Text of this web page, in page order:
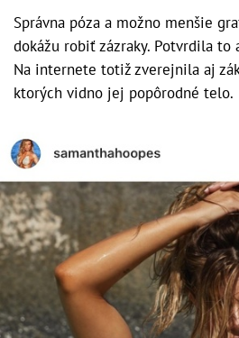
Správna póza a možno menšie
dokážu robiť zázraky. Potvrdila to
Na internete totiž zverejnila aj
ktorých vidno jej popôrodné